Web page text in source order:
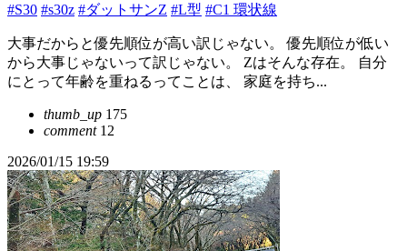
#S30 #s30z #ダットサンZ #L型 #C1 環状線
大事だからと優先順位が高い訳じゃない。 優先順位が低い
から大事じゃないって訳じゃない。 Zはそんな存在。 自分
にとって年齢を重ねるってことは、 家庭を持ち...
thumb_up 175
comment12
2026/01/15 19:59